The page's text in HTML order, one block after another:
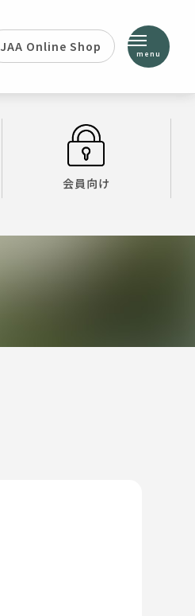
JAA Online Shop menu
会員向け